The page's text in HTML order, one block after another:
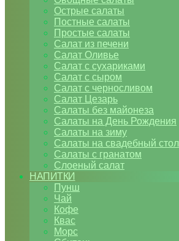
Острые салаты
Постные салаты
Простые салаты
Салат из печени
Салат Оливье
Салат с сухариками
Салат с сыром
Салат с черносливом
Салат Цезарь
Салаты без майонеза
Салаты на День Рождения
Салаты на зиму
Салаты на свадебный стол
Салаты с гранатом
Слоеный салат
НАПИТКИ
Пунш
Чай
Кофе
Квас
Морс